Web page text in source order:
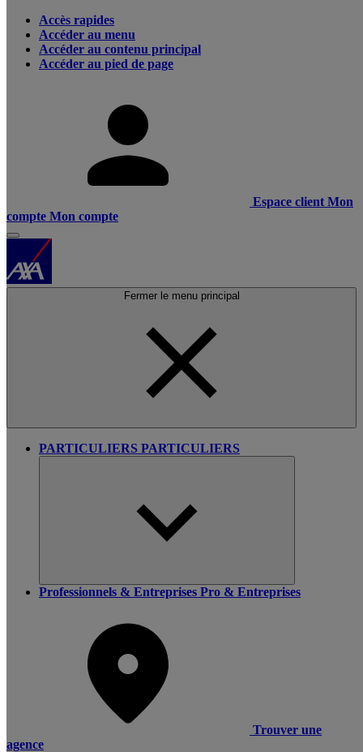
Accès rapides
Accéder au menu
Accéder au contenu principal
Accéder au pied de page
Espace client Mon
compte Mon compte
Fermer le menu principal
PARTICULIERS PARTICULIERS
Professionnels & Entreprises Pro & Entreprises
Trouver une
agence